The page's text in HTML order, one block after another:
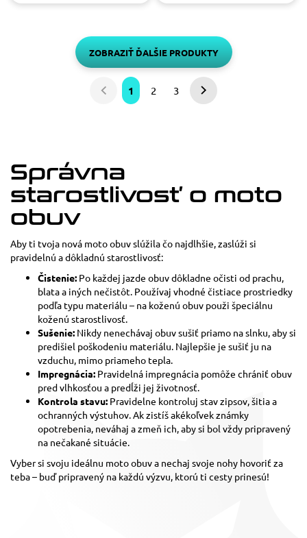
ZOBRAZIŤ ĎALŠIE PRODUKTY
Predchádzajúca
1 2 3
Nasledujúca
Správna
starostlivosť o moto
obuv
Aby ti tvoja nová moto obuv slúžila čo najdlhšie, zaslúži si
pravidelnú a dôkladnú starostlivosť:
Čistenie: Po každej jazde obuv dôkladne očisti od prachu,
blata a iných nečistôt. Používaj vhodné čistiace prostriedky
podľa typu materiálu – na koženú obuv použi špeciálnu
koženú starostlivosť.
Sušenie: Nikdy nenechávaj obuv sušiť priamo na slnku, aby si
predišiel poškodeniu materiálu. Najlepšie je sušiť ju na
vzduchu, mimo priameho tepla.
Impregnácia: Pravidelná impregnácia pomôže chrániť obuv
pred vlhkosťou a predĺži jej životnosť.
Kontrola stavu: Pravidelne kontroluj stav zipsov, šitia a
ochranných výstuhov. Ak zistíš akékoľvek známky
opotrebenia, neváhaj a zmeň ich, aby si bol vždy pripravený
na nečakané situácie.
Vyber si svoju ideálnu moto obuv a nechaj svoje nohy hovoriť za
teba – buď pripravený na každú výzvu, ktorú ti cesty prinesú!